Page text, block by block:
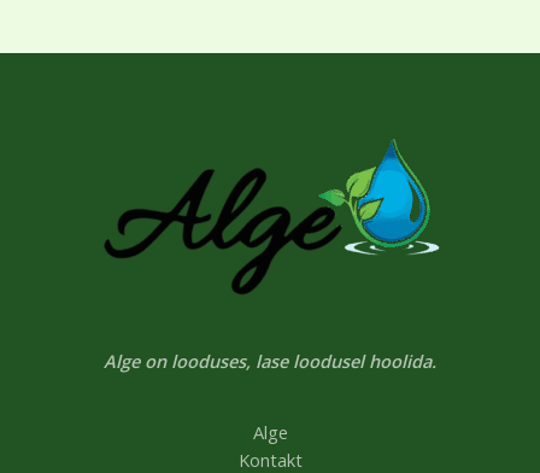
Alge on looduses, lase loodusel hoolida.
Alge
Kontakt